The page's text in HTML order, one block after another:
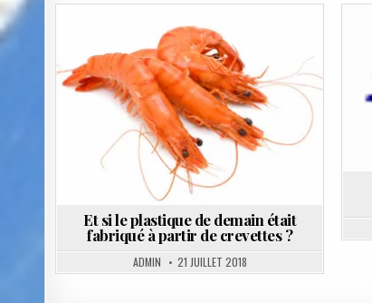
Posted
in
Et si le plastique de demain était
fabriqué à partir de crevettes ?
ADMIN 21 JUILLET 2018